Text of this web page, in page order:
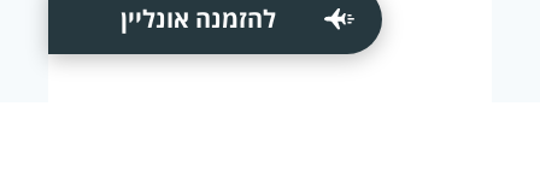
להזמנה אונליין